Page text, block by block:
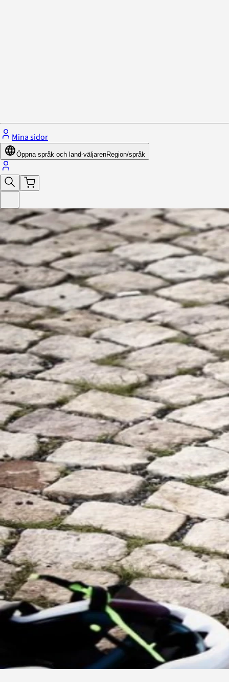
Mina sidor
Öppna språk och land-väljarenRegion/språk